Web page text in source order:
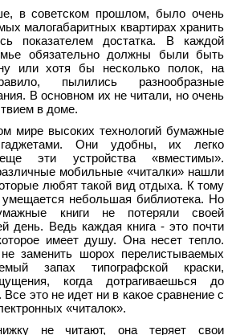
в советском прошлом, было очень
малогабаритных квартирах хранить
показателем достатка. В каждой
обязательно должны были быть
или хотя бы несколько полок, на
пылились разнообразные
В основном их не читали, но очень
в доме.
мире высоких технологий бумажные
гаджетами. Они удобны, их легко
эти устройства «вместимы».
мобильные «читалки» нашли
любят такой вид отдыха. К тому
небольшая библиотека. Но
книги не потеряли своей
день. Ведь каждая книга - это почти
имеет душу. Она несет тепло.
заменить шорох перелистываемых
запах типографской краски,
когда дотрагиваешься до
это не идет ни в какое сравнение с
«читалок».
не читают, она теряет свои